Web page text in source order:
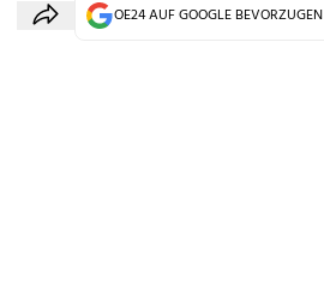
OE24 AUF GOOGLE BEVORZUGEN